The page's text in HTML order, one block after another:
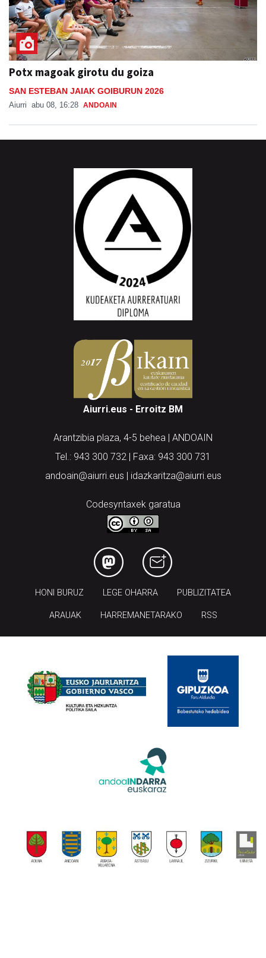
Potx magoak girotu du goiza
SAN ESTEBAN JAIAK GOIBURUN 2026
Aiurri abu 08, 16:28 ANDOAIN
Aiurri.eus - Erroitz BM
Arantzibia plaza, 4-5 behea | ANDOAIN
Tel.: 943 300 732 | Faxa: 943 300 731
andoain@aiurri.eus | idazkaritza@aiurri.eus
Codesyntaxek garatua
HONI BURUZ LEGE OHARRA PUBLIZITATEA
ARAUAK HARREMANETARAKO RSS